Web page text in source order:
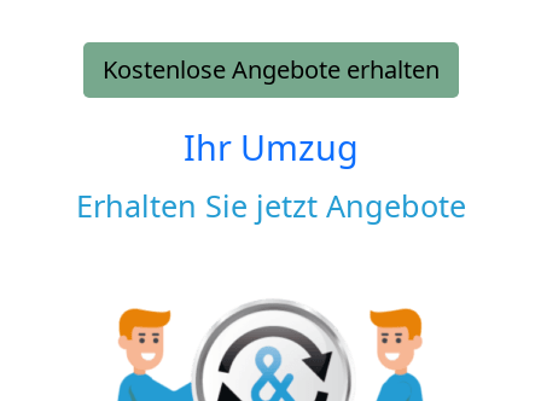
Kostenlose Angebote erhalten
Ihr Umzug
Erhalten Sie jetzt Angebote